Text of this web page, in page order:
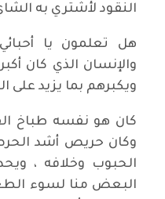
النقود لأشتري به
هل تعلمون يا أحبائي
والإنسان الذي كان
ويكبرهم بما يزيد على
كان هو نفسه طباخ
وكان حريص أشد
الحبوب وخلافه ،
البعض منا لسوء